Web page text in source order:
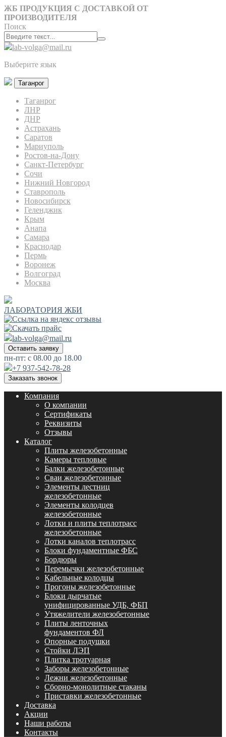
ЖБ ПРОДУКЦИЯ С ДОСТАВКОЙ ОТ
ПРОИЗВОДИТЕЛЯ
Поиск
lab-volga@mail.ru
Выберите язык
Таганрог
Таганрог
ЛНР
ДНР
Астрахань
Саратов
Мариуполь
Ростов-на-Дону
Санкт-Петербург
Сочи
Нижний Новгород
Ставрополь
Новосибирск
Геленджик
Крым
Анапа
Самара
Краснодар
Пермь
Воронеж
Волгоград
Москва
ЛАБОРАТОРИЯ ЖБИ
lab-volga@mail.ru
Оставить заявку
пн-пт: с 08.00 до 18.00
+7 937-542-78-28
Заказать звонок
Компания
О компании
Сертификаты
Реквизиты
Отзывы
Каталог
Плиты железобетонные
Камеры тепловые
Балки железобетонные
Сваи железобетонные
Элементы лестниц
железобетонные
Элементы колодцев
железобетонные
Лотки и плиты теплотрасс
железобетонные
Лотки каналов теплотрасс
Блоки фундаментные ФБС
Бордюры
Перемычки железобетонные
Кабельные колодцы
Прогоны железобетонные
Блоки дырчатые
унифицированные УДБ, ФБП
Утяжелители железобетонные
Плиты ленточных
фундаментов ФЛ
Опорные подушки
Стойки ЛЭП
Плитка тротуарная
Заборы железобетонные
Лежни железобетонные
Сборно-монолитные стаканы
Приставки железобетонные
Доставка
Акции
Наши работы
Контакты